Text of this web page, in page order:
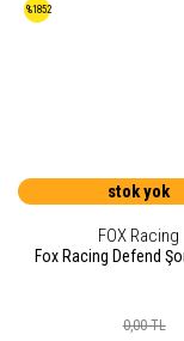
%1852
stok yok
FOX Racing
Fox Racing Defend
0,00 TL